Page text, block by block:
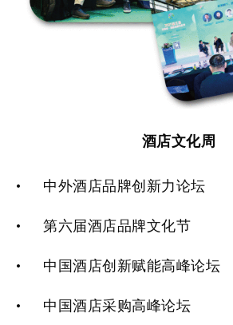
酒店文化周
· 中外酒店品牌创新力论坛
· 第六届酒店品牌文化节
· 中国酒店创新赋能高峰论坛
· 中国酒店采购高峰论坛